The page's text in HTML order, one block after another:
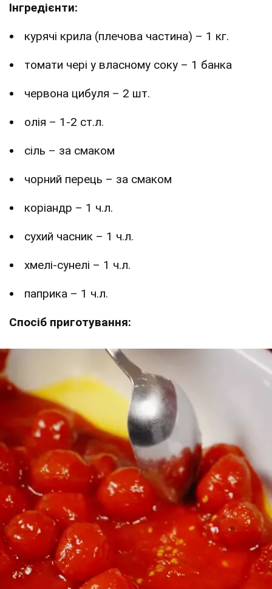
Інгредієнти:
курячі крила (плечова частина) – 1 кг.
томати чері у власному соку – 1 банка
червона цибуля – 2 шт.
олія – 1-2 ст.л.
сіль – за смаком
чорний перець – за смаком
коріандр – 1 ч.л.
сухий часник – 1 ч.л.
хмелі-сунелі – 1 ч.л.
паприка – 1 ч.л.
Спосіб приготування: